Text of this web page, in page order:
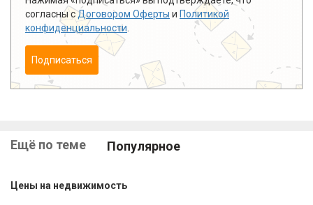
согласны сДоговором Оферты и Политикой
конфиденциальности
Подписаться
Ещё по теме Популярное
Цены на недвижимость